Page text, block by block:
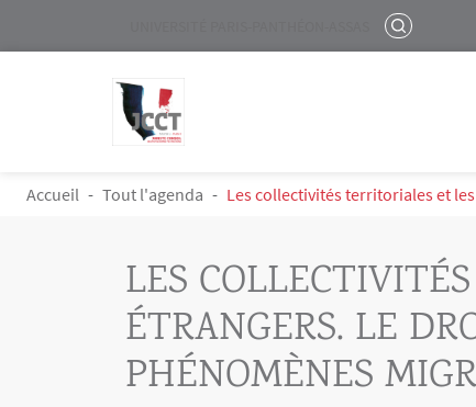
Aller au contenu principal
RECHERCHER
Logo
FIL D'ARIANE
Accueil Tout l'agenda Les collectivités territoriales et
LES
ÉTRANGERS. LE
PHÉNOMÈNES